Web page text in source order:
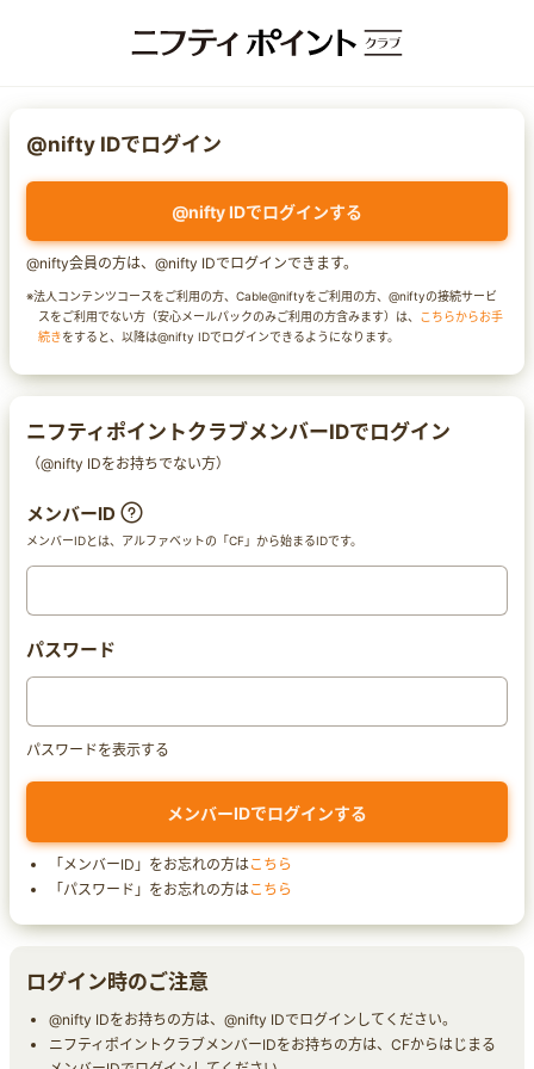
@nifty IDでログイン
@nifty IDでログインする
@nifty会員の方は、@nifty IDでログインできます。
※法人コンテンツコースをご利用の方、Cable@niftyをご利用の方、@niftyの接続サービ
スをご利用でない方（安心メールパックのみご利用の方含みます）は、 こちらからお手
続きをすると、以降は@nifty IDでログインできるようになります。
ニフティポイントクラブメンバーIDでログイン
（@nifty IDをお持ちでない方）
メンバーID
メンバーIDとは、アルファベットの「CF」から始まるIDです。
パスワード
パスワードを表示する
「メンバーID」をお忘れの方はこちら
「パスワード」をお忘れの方はこちら
ログイン時のご注意
@nifty IDをお持ちの方は、@nifty IDでログインしてください。
ニフティポイントクラブメンバーIDをお持ちの方は、CFからはじまる